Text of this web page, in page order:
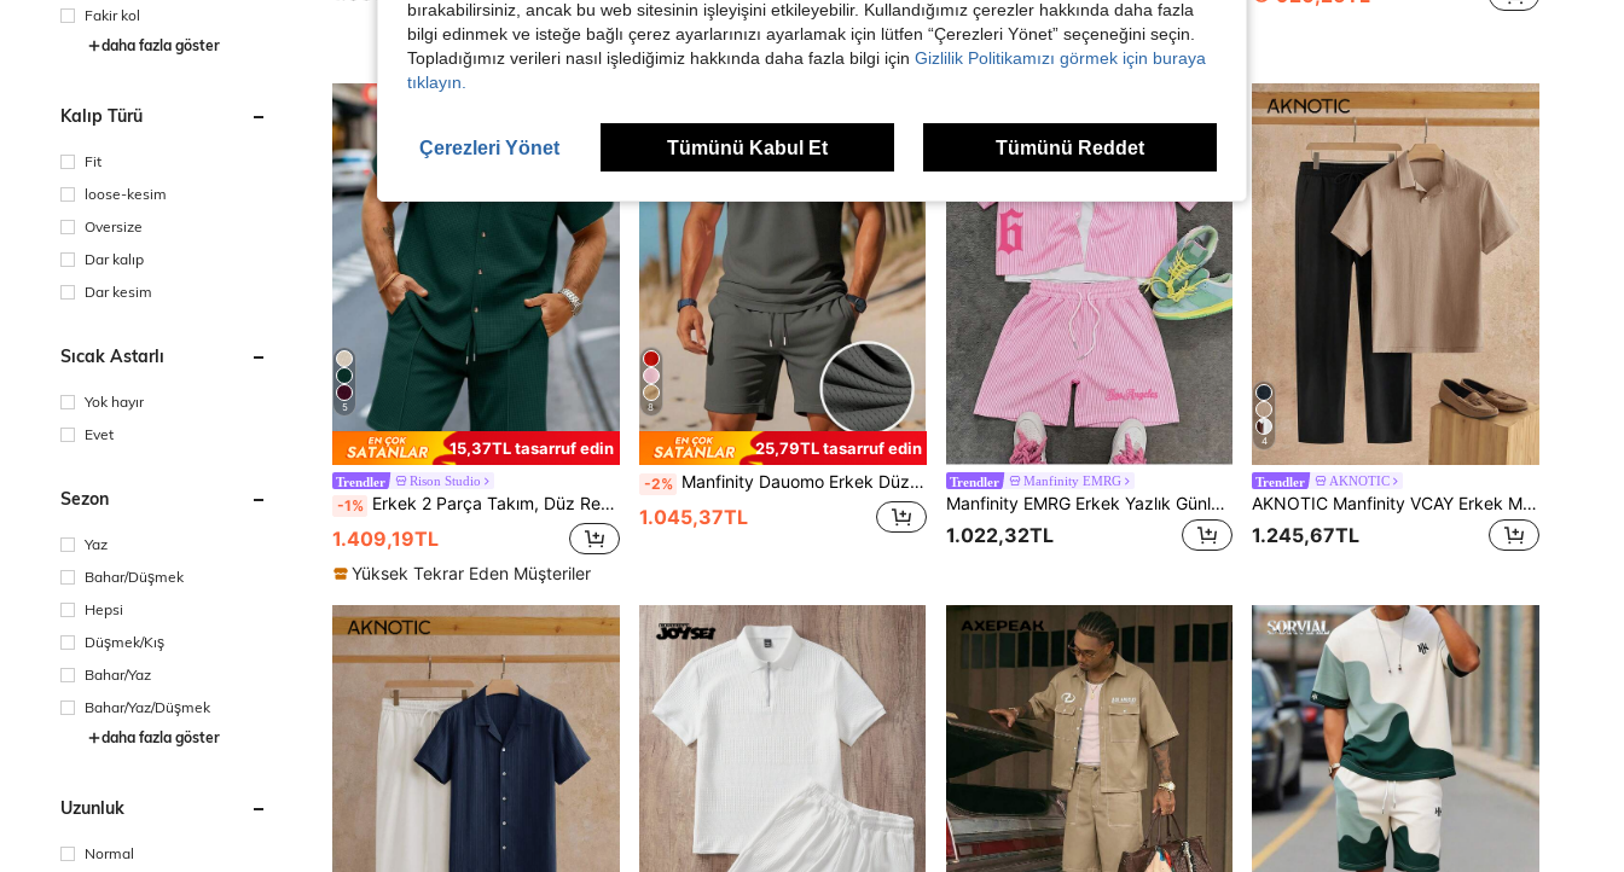
Fakir kol
daha fazla göster
Kalıp Türü
Fit
loose-kesim
Oversize
Dar kalıp
Dar kesim
Sıcak Astarlı
Yok hayır
Evet
Sezon
Yaz
Bahar/Düşmek
Hepsi
Düşmek/Kış
Bahar/Yaz
Bahar/Yaz/Düşmek
daha fazla göster
Uzunluk
Normal
24 kaldı
1.006,96TL
5
15,37TL tasarruf edin
Trendler Rison Studio
-1% Erkek 2 Parça Takım, Düz Renk Cepli Tek Sıralı Düğmeli Yakalı Kısa Kollu Gömlek ve İpli Şort, Yazlık Günlük Tatil Takımı, Sevgililer Günü Hediyesi
1.409,19TL
Yüksek Tekrar Eden Müşteriler
8
25,79TL tasarruf edin
-2% Manfinity Dauomo Erkek Düz Polo Gömlek ve Bağcıklı Bel Şortu
1.045,37TL
Trendler Manfinity EMRG
Manfinity EMRG Erkek Yazlık Günlük Çizgili Gömlek ve Şort Takımı
1.022,32TL
4
Trendler AKNOTIC
AKNOTIC Manfinity VCAY Erkek Mavi Düğmeli Kısa Kollu Gömlek ve Beyaz Yan Cepli Günlük Pantolon Takımı, Erkek Günlük Üst ve Alt Takımı, Erkek Lacivert 2 Parçalı Takım, Erkek 2 Parçalı Takım, Keten Erkek Takımı, Erkek Yazlık Pantolon Takımı, Erkek Yazlık Kıyafet Takımı, Erkekler İçin Keten Takım, Erkekler İçin Polo, Erkek Kıyafet Takımı, Erkek Yaz Tatili Kıyafetleri, Erkek Kıyafet Takımı, Günlük, Tatil, Babalar Günü Hediyeleri
1.245,67TL
bırakabilirsiniz, ancak bu web sitesinin işleyişini etkileyebilir. Kullandığımız çerezler hakkında daha fazla
bilgi edinmek ve isteğe bağlı çerez ayarlarınızı ayarlamak için lütfen “Çerezleri Yönet” seçeneğini seçin.
Topladığımız verileri nasıl işlediğimiz hakkında daha fazla bilgi için Gizlilik Politikamızı görmek için buraya
tıklayın.
Çerezleri Yönet Tümünü Kabul Et Tümünü Reddet